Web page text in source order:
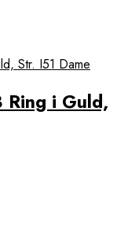
Ring i Guld,